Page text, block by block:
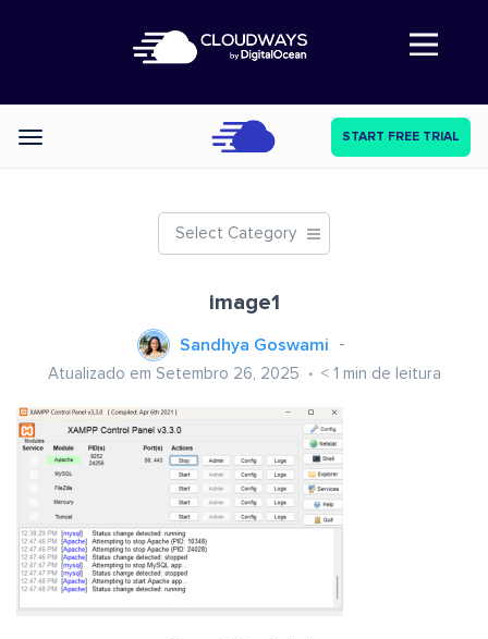
Abre a navegação
Categories START FREE TRIAL
Select Category
image1
Sandhya Goswami
Atualizado em Setembro 26, 2025 < 1 min de leitura